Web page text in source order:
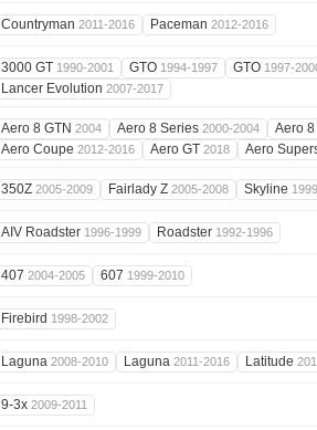
Countryman 2011-2016 Paceman 2012-2016
3000 GT 1990-2001 GTO 1994-1997 GTO 1997-
Lancer Evolution 2007-2017
Aero 8 GTN 2004 Aero 8 Series 2000-2004
Aero
Aero Coupe 2012-2016 Aero GT 2018 Aero
350Z 2005-2009 Fairlady Z 2005-2008 Skyline
AIV Roadster 1996-1999 Roadster 1992-1996
407 2004-2005 607 1999-2010
Firebird 1998-2002
Laguna 2008-2010 Laguna 2011-2016 Latitude
9-3x 2009-2011